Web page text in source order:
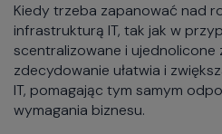
Kiedy trzeba zapanować nad
infrastrukturą IT, tak jak w
scentralizowane i ujednolicone
zdecydowanie ułatwia i
IT, pomagając tym samym
wymagania biznesu.